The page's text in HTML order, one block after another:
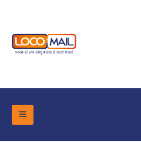
DM Marketing Tools